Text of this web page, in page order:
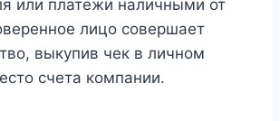
или платежи наличными от
лицо совершает
выкупив чек в личном
счета компании.